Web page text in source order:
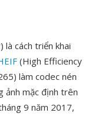
là cách triển khai
(High Efficiency
làm codec nén
ảnh mặc định trên
9 năm 2017,